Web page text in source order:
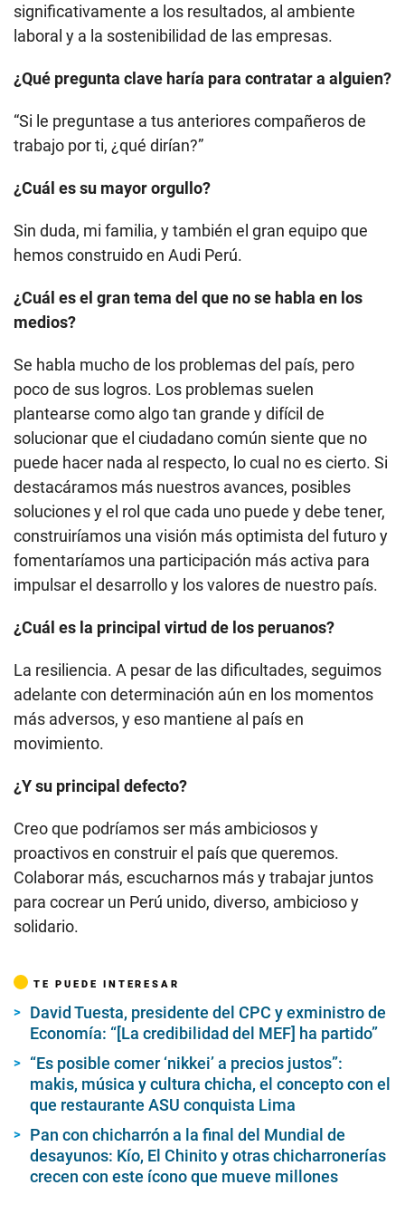
significativamente a los resultados, al ambiente
laboral y a la sostenibilidad de las empresas.
¿Qué pregunta clave haría para contratar a alguien?
“Si le preguntase a tus anteriores compañeros de
trabajo por ti, ¿qué dirían?”
¿Cuál es su mayor orgullo?
Sin duda, mi familia, y también el gran equipo que
hemos construido en Audi Perú.
¿Cuál es el gran tema del que no se habla en los
medios?
Se habla mucho de los problemas del país, pero
poco de sus logros. Los problemas suelen
plantearse como algo tan grande y difícil de
solucionar que el ciudadano común siente que no
puede hacer nada al respecto, lo cual no es cierto. Si
destacáramos más nuestros avances, posibles
soluciones y el rol que cada uno puede y debe tener,
construiríamos una visión más optimista del futuro y
fomentaríamos una participación más activa para
impulsar el desarrollo y los valores de nuestro país.
¿Cuál es la principal virtud de los peruanos?
La resiliencia. A pesar de las dificultades, seguimos
adelante con determinación aún en los momentos
más adversos, y eso mantiene al país en
movimiento.
¿Y su principal defecto?
Creo que podríamos ser más ambiciosos y
proactivos en construir el país que queremos.
Colaborar más, escucharnos más y trabajar juntos
para cocrear un Perú unido, diverso, ambicioso y
solidario.
TE PUEDE INTERESAR
David Tuesta, presidente del CPC y exministro de
Economía: “[La credibilidad del MEF] ha partido”
“Es posible comer ‘nikkei’ a precios justos”:
makis, música y cultura chicha, el concepto con el
que restaurante ASU conquista Lima
Pan con chicharrón a la final del Mundial de
desayunos: Kío, El Chinito y otras chicharronerías
crecen con este ícono que mueve millones